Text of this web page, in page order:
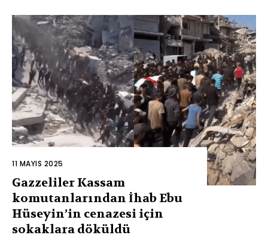
11 MAYIS 2025
Gazzeliler Kassam
komutanlarından İhab Ebu
Hüseyin’in cenazesi için
sokaklara döküldü